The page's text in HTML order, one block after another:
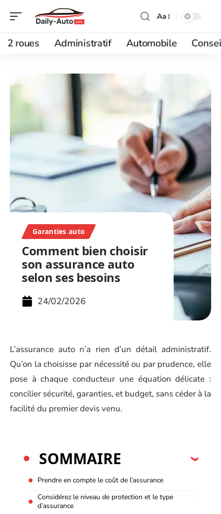
Aa
2 roues Administratif Automobile
Garanties auto
Comment bien choisir
son assurance auto
selon ses besoins
24/02/2026
L’assurance auto n’a rien d’un détail administratif.
Qu’on la choisisse par nécessité ou par prudence, elle
pose à chaque conducteur une équation délicate :
concilier sécurité, garanties, et budget, sans céder à la
facilité du premier devis venu.
SOMMAIRE
Prendre en compte le coût de l’assurance
Considérez le niveau de protection et le type
d’assurance